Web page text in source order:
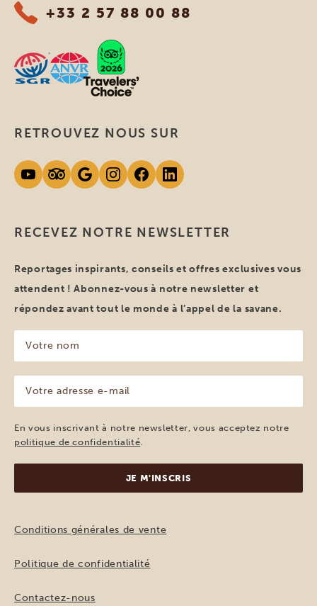
+33 2 57 88 00 88
RECEVEZ NOTRE NEWSLETTER
Reportages inspirants, conseils et offres exclusives vous
attendent ! Abonnez-vous à notre newsletter et
répondez avant tout le monde à l’appel de la savane.
nom
(Nécessaire)
adresse
e-
mail
(Nécessaire)
En vous inscrivant à notre newsletter, vous acceptez notre
politique de confidentialité
RETROUVEZ NOUS SUR
Conditions générales de vente
Politique de confidentialité
Contactez-nous